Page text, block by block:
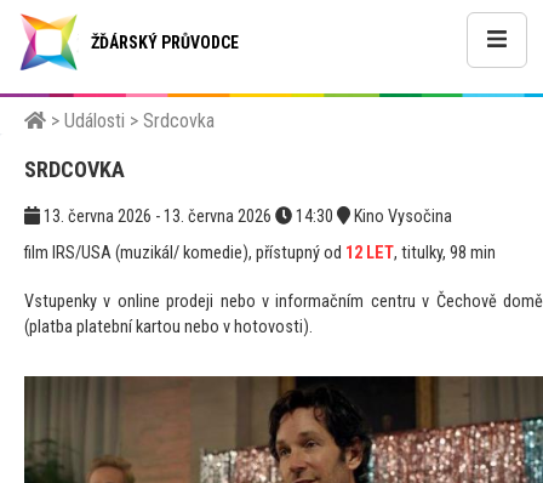
ŽĎÁRSKÝ PRŮVODCE
> Události > Srdcovka
SRDCOVKA
13. června 2026 - 13. června 2026 14:30
Kino Vysočina
film IRS/USA (muzikál/ komedie), přístupný od 12 LET, titulky, 98 min
Vstupenky v online prodeji nebo v informačním centru v Čechově domě
(platba platební kartou nebo v hotovosti).